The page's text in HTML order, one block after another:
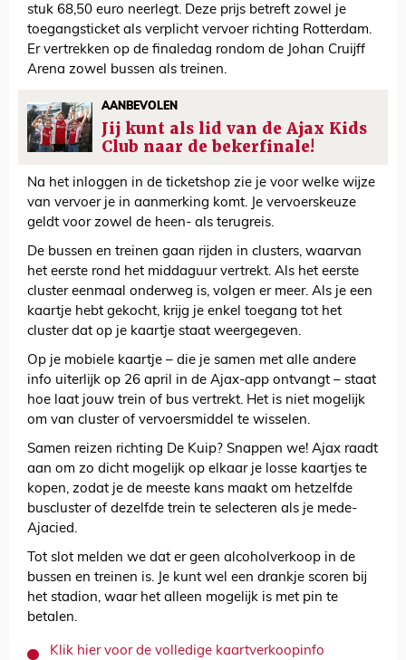
stuk 68,50 euro neerlegt. Deze prijs betreft zowel je
toegangsticket als verplicht vervoer richting Rotterdam.
Er vertrekken op de finaledag rondom de Johan Cruijff
Arena zowel bussen als treinen.
AANBEVOLEN
Jij kunt als lid van de Ajax Kids
Club naar de bekerfinale!
Na het inloggen in de ticketshop zie je voor welke wijze
van vervoer je in aanmerking komt. Je vervoerskeuze
geldt voor zowel de heen- als terugreis.
De bussen en treinen gaan rijden in clusters, waarvan
het eerste rond het middaguur vertrekt. Als het eerste
cluster eenmaal onderweg is, volgen er meer. Als je een
kaartje hebt gekocht, krijg je enkel toegang tot het
cluster dat op je kaartje staat weergegeven.
Op je mobiele kaartje – die je samen met alle andere
info uiterlijk op 26 april in de Ajax-app ontvangt – staat
hoe laat jouw trein of bus vertrekt. Het is niet mogelijk
om van cluster of vervoersmiddel te wisselen.
Samen reizen richting De Kuip? Snappen we! Ajax raadt
aan om zo dicht mogelijk op elkaar je losse kaartjes te
kopen, zodat je de meeste kans maakt om hetzelfde
buscluster of dezelfde trein te selecteren als je mede-
Ajacied.
Tot slot melden we dat er geen alcoholverkoop in de
bussen en treinen is. Je kunt wel een drankje scoren bij
het stadion, waar het alleen mogelijk is met pin te
betalen.
Klik hier voor de volledige kaartverkoopinfo